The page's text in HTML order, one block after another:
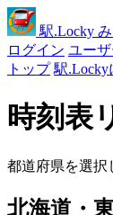
駅.Locky
ログイン ユー
トップ 駅.Locky
時刻表
都道府県を選択
北海道・